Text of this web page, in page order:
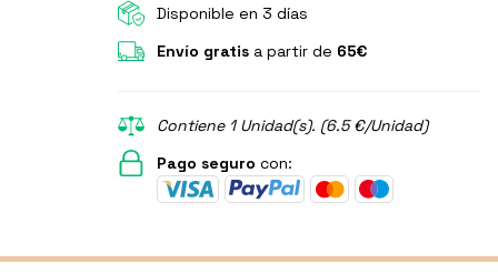
Disponible en 3 días
Envío gratisa partir de 65€
Contiene 1 Unidad(s). (6.5 €/Unidad)
Pago seguro con: